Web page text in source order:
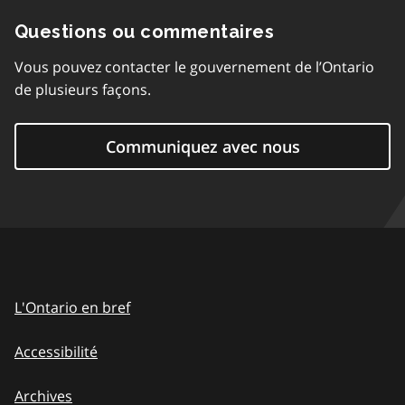
Questions ou commentaires
Vous pouvez contacter le gouvernement de l’Ontario
de plusieurs façons.
Communiquez avec nous
L'Ontario en bref
Accessibilité
Archives